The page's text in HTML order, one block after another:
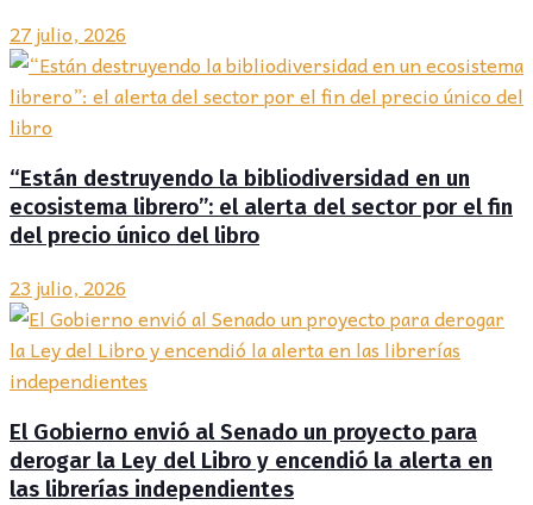
27 julio, 2026
“Están destruyendo la bibliodiversidad en un
ecosistema librero”: el alerta del sector por el fin
del precio único del libro
23 julio, 2026
El Gobierno envió al Senado un proyecto para
derogar la Ley del Libro y encendió la alerta en
las librerías independientes